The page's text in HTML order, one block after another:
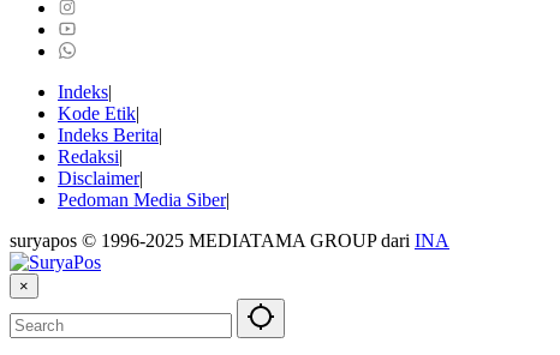
Indeks
Kode Etik
Indeks Berita
Redaksi
Disclaimer
Pedoman Media Siber
suryapos © 1996-2025 MEDIATAMA GROUP dari INA
×